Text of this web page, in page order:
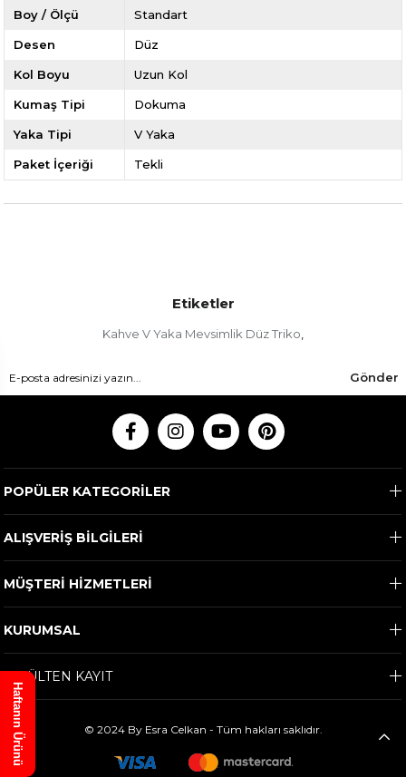
Boy / Ölçü Standart
Desen Düz
Kol Boyu Uzun Kol
Kumaş Tipi Dokuma
Yaka Tipi V Yaka
Paket İçeriği Tekli
Etiketler
Kahve V Yaka Mevsimlik Düz Triko,
Gönder
POPÜLER KATEGORİLER
ALIŞVERİŞ BİLGİLERİ
MÜŞTERİ HİZMETLERİ
KURUMSAL
E-BÜLTEN KAYIT
© 2024 By Esra Celkan - Tüm hakları saklıdır.
Haftanın Ürünü